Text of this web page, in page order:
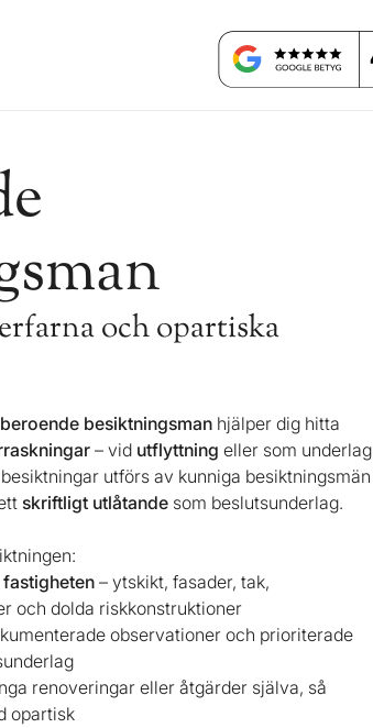
och opartiska
besiktningsman hjälper dig hitta
– vid utflyttning eller som underlag
utförs av kunniga besiktningsmän
skriftligt utlåtande som beslutsunderlag.
fastigheten– ytskikt, fasader, tak,
och dolda riskkonstruktioner
observationer och prioriterade
renoveringar eller åtgärder själva, så
opartisk